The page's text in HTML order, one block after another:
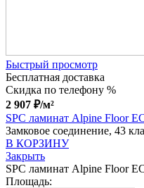
Быстрый просмотр
Бесплатная доставка
Скидка по телефону %
2 907 ₽/м²
SPC ламинат Alpine Floor
Замковое соединение, 43
В КОРЗИНУ
Закрыть
SPC ламинат Alpine Floor
Площадь: